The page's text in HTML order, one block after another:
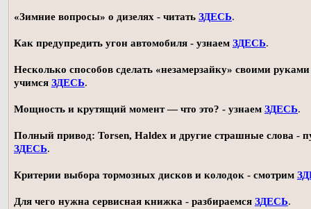
«Зимние вопросы» о дизелях - читать ЗДЕСЬ.
Как предупредить угон автомобиля - узнаем ЗДЕСЬ.
Несколько способов сделать «незамерзайку» своими
учимся ЗДЕСЬ.
Мощность и крутящий момент — что это? - узнаем ЗДЕСЬ.
Полный привод: Torsen, Haldex и другие страшные слова -
ЗДЕСЬ.
Критерии выбора тормозных дисков и колодок - смотрим
Для чего нужна сервисная книжка - разбираемся ЗДЕСЬ.